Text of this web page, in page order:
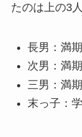
たのは上の3
長男：満
次男：満
三男：満
末っ子：